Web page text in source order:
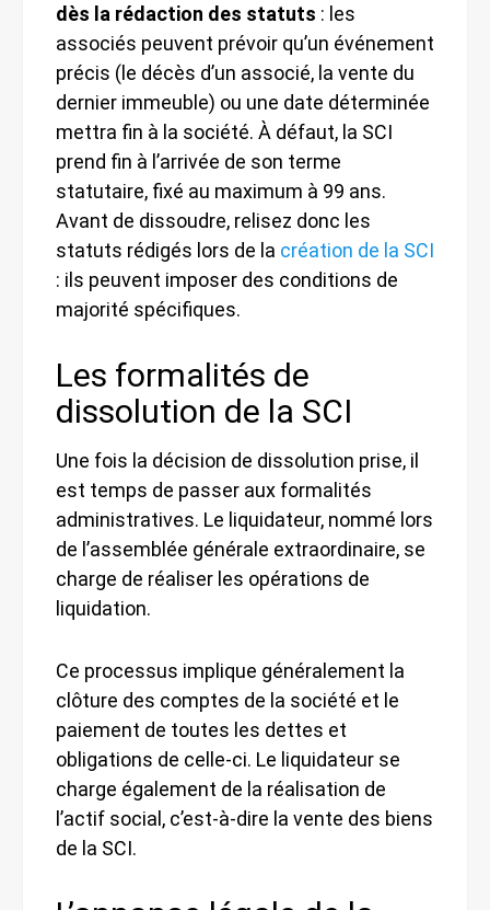
dès la rédaction des statuts : les
associés peuvent prévoir qu’un événement
précis (le décès d’un associé, la vente du
dernier immeuble) ou une date déterminée
mettra fin à la société. À défaut, la SCI
prend fin à l’arrivée de son terme
statutaire, fixé au maximum à 99 ans.
Avant de dissoudre, relisez donc les
statuts rédigés lors de la création de la SCI
: ils peuvent imposer des conditions de
majorité spécifiques.
Les formalités de
dissolution de la SCI
Une fois la décision de dissolution prise, il
est temps de passer aux formalités
administratives. Le liquidateur, nommé lors
de l’assemblée générale extraordinaire, se
charge de réaliser les opérations de
liquidation.
Ce processus implique généralement la
clôture des comptes de la société et le
paiement de toutes les dettes et
obligations de celle-ci. Le liquidateur se
charge également de la réalisation de
l’actif social, c’est-à-dire la vente des biens
de la SCI.